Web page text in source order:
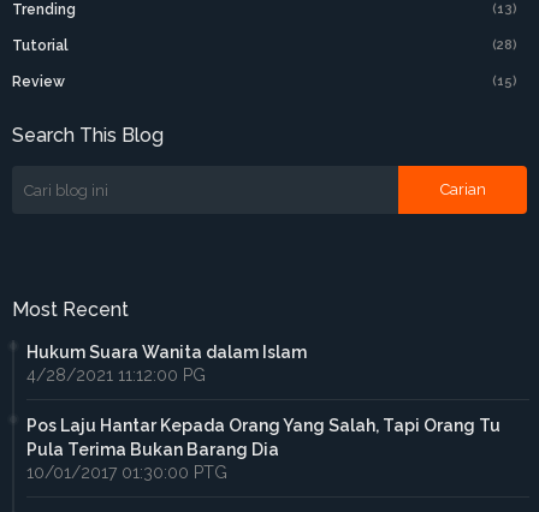
Trending (13)
Tutorial (28)
Review (15)
Search This Blog
Most Recent
Hukum Suara Wanita dalam Islam
4/28/2021 11:12:00 PG
Pos Laju Hantar Kepada Orang Yang Salah, Tapi Orang Tu
Pula Terima Bukan Barang Dia
10/01/2017 01:30:00 PTG